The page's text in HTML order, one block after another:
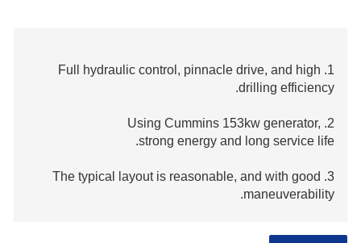
1. Full hydraulic control, pinnacle drive, and high
drilling efficiency.
2. Using Cummins 153kw generator,
strong energy and long service life.
3. The typical layout is reasonable, and with good
maneuverability.